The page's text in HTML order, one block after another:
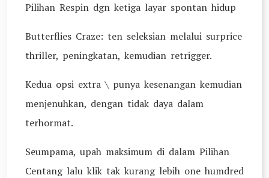
Pilihan Respin dgn ketiga layar spontan hidup
Butterflies Craze: ten seleksian melalui surprice
thriller, peningkatan, kemudian retrigger.
Kedua opsi extra \ punya kesenangan kemudian
menjenuhkan, dengan tidak daya dalam
terhormat.
Seumpama, upah maksimum di dalam Pilihan
Centang lalu klik tak kurang lebih one humdred